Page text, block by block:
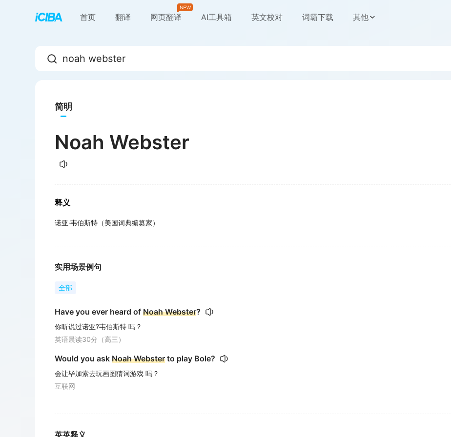
首页 翻译 网页翻译 AI工具箱 英文校对 词霸下载 其他
简明
Noah Webster
释义
诺亚·韦伯斯特（美国词典编纂家）
实用场景例句
全部
Have you ever heard of Noah Webster?
你听说过诺亚?韦伯斯特 吗 ?
英语晨读30分（高三）
Would you ask Noah Webster to play Bole?
会让毕加索去玩画图猜词游戏 吗 ?
互联网
英英释义